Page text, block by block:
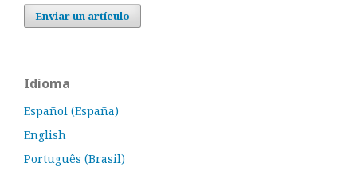
Enviar un artículo
Idioma
Español (España)
English
Português (Brasil)